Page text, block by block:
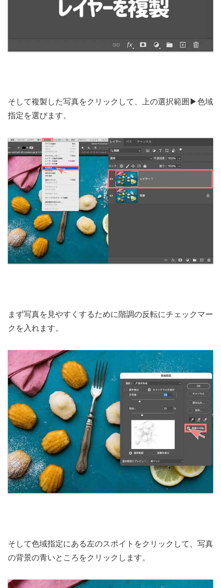
そして複製した写真をクリックして、上の選択範囲▶︎色域
指定を選びます。
まず写真を見やすくするために階調の反転にチェックマー
クを入れます。
そして色域指定にある左のスポイトをクリックして、写真
の背景の青いところをクリックします。